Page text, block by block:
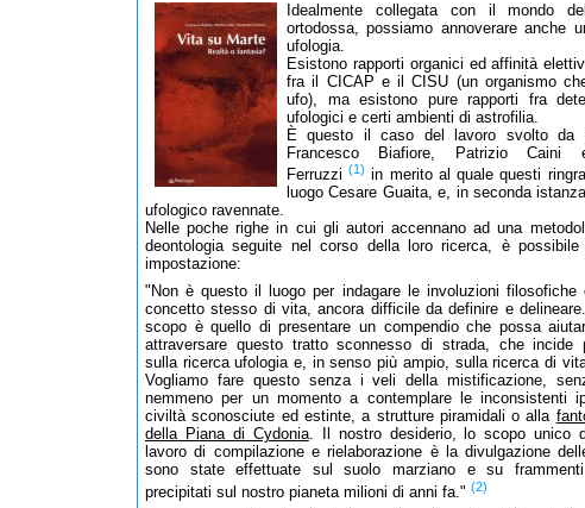
Idealmente collegata con il mondo
ortodossa, possiamo annoverare anche
ufologia.
Esistono rapporti organici ed affinità
fra il CICAP e il CISU (un organismo
ufo), ma esistono pure rapporti fra
ufologici e certi ambienti di astrofilia.
È questo il caso del lavoro svolto da
Francesco Biafiore, Patrizio Caini
Ferruzzi(1) in merito al quale questi
luogo Cesare Guaita, e, in seconda
ufologico ravennate.
Nelle poche righe in cui gli autori accennano ad una
deontologia seguite nel corso della loro ricerca, è
impostazione:
"Non è questo il luogo per indagare le involuzioni filosofiche
concetto stesso di vita, ancora difficile da definire e
scopo è quello di presentare un compendio che possa
attraversare questo tratto sconnesso di strada, che incide
sulla ricerca ufologia e, in senso più ampio, sulla ricerca di
Vogliamo fare questo senza i veli della mistificazione,
nemmeno per un momento a contemplare le inconsistenti
civiltà sconosciute ed estinte, a strutture piramidali o alla
della Piana di Cydonia. Il nostro desiderio, lo scopo unico
lavoro di compilazione e rielaborazione è la divulgazione
sono state effettuate sul suolo marziano e su
precipitati sul nostro pianeta milioni di anni fa." (2)